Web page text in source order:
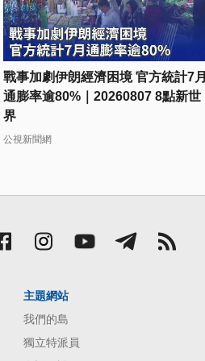
戰事加劇伊朗經濟困境 官方統計7月
通膨率逾80%｜20260807 8點新世
界
公視新聞網
主題網站
我們的島
獨立特派員